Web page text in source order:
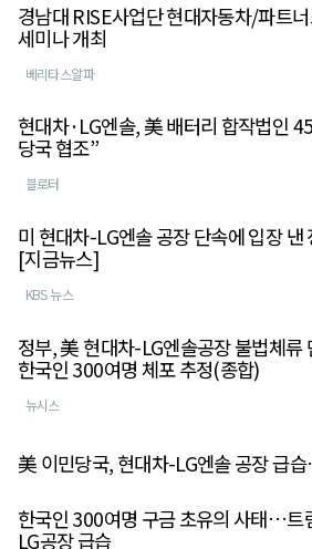
경남대 RISE사업단 현대자동차/파트
세미나 개최
베리타스알파
현대차·LG엔솔, 美 배터리 합작법인
당국 협조”
블로터
미 현대차-LG엔솔 공장 단속에 입장
[지금뉴스]
KBS 뉴스
정부, 美 현대차-LG엔솔공장 불법체
한국인 300여명 체포 추정(종합)
뉴시스
美 이민당국, 현대차-LG엔솔 공장 급
한국인 300여명 구금 초유의 사태…트
LG공장 급습